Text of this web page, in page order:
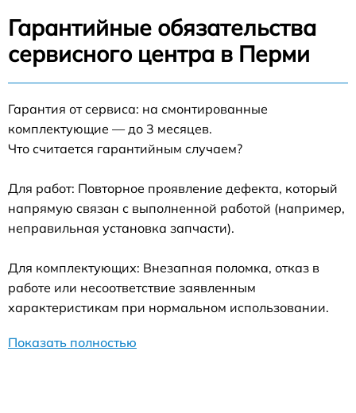
Гарантийные обязательства
сервисного центра в Перми
Гарантия от сервиса: на смонтированные
комплектующие — до 3 месяцев.
Что считается гарантийным случаем?
Для работ: Повторное проявление дефекта, который
напрямую связан с выполненной работой (например,
неправильная установка запчасти).
Для комплектующих: Внезапная поломка, отказ в
работе или несоответствие заявленным
характеристикам при нормальном использовании.
Показать полностью